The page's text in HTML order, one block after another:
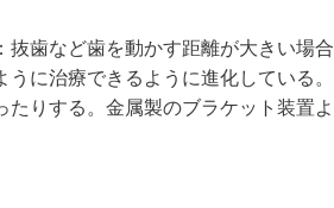
抜歯など歯を動かす距離が大きい場
うに治療できるように進化している
たりする。金属製のブラケット装置よ